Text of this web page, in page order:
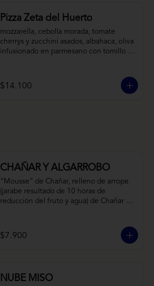
Pizza Zeta del Huerto
mozzarella, cebolla morada, tomate
cherrys y zucchini asados, albahaca, oliva
infusionado en parmesano con tomillo y
$14.100
CHAÑAR Y ALGARROBO
"Mousse” de Chañar, relleno de arrope
(jarabe resultado de 10 horas de
reducción del fruto y agua) de Chañar
amargo y cúrcuma, sobre una tierra de
harina de Algarrobo y nueces.
$7.900
NUBE MISO